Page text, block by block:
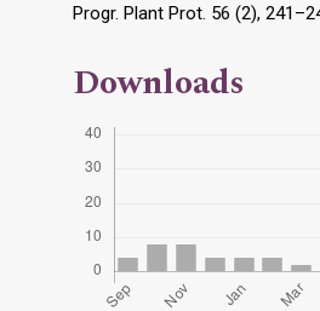
Progr. Plant Prot. 56 (2),
Downloads